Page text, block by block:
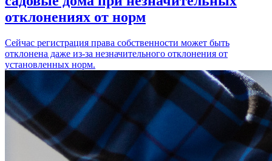
отклонениях от норм
Сейчас регистрация права собственности может быть
отклонена даже из-за незначительного отклонения от
установленных норм.